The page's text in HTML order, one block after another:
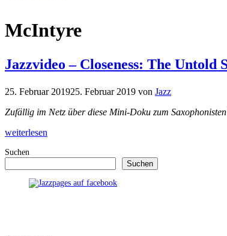
McIntyre
Jazzvideo – Closeness: The Untold
25. Februar 201925. Februar 2019 von Jazz
Zufällig im Netz über diese Mini-Doku zum
weiterlesen
Suchen
Suchen